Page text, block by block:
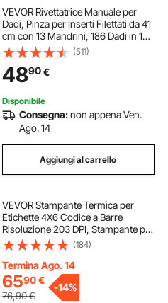
VEVOR Rivettatrice Manuale per
Dadi, Pinza per Inserti Filettati da 41
cm con 13 Mandrini, 186 Dadi in 13
Misure, Strumento per Rivettatura
Semiautomatica con Valigetta per
Automobilistico Fai-da-te
(511)
4890€
Disponibile
Consegna:non appena Ven.
Ago. 14
Aggiungi al carrello
VEVOR Stampante Termica per
Etichette 4X6 Codice a Barre
Risoluzione 203 DPI, Stampante per
Etichette Velocità da 150 mm/s
Compatibile a Sistema
Windows/MAC
OS/Linux/Chromebook,
Etichettatrice Termica
(184)
Termina Ago. 14
6590€
76,90€
-14%